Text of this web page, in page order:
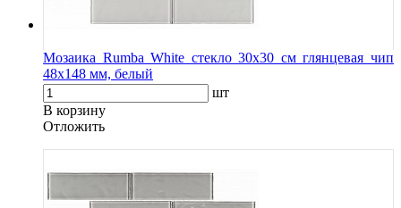
Мозаика Rumba White стекло 30х30 см глянцевая чип
48х148 мм, белый
шт
В корзину
Oтложить